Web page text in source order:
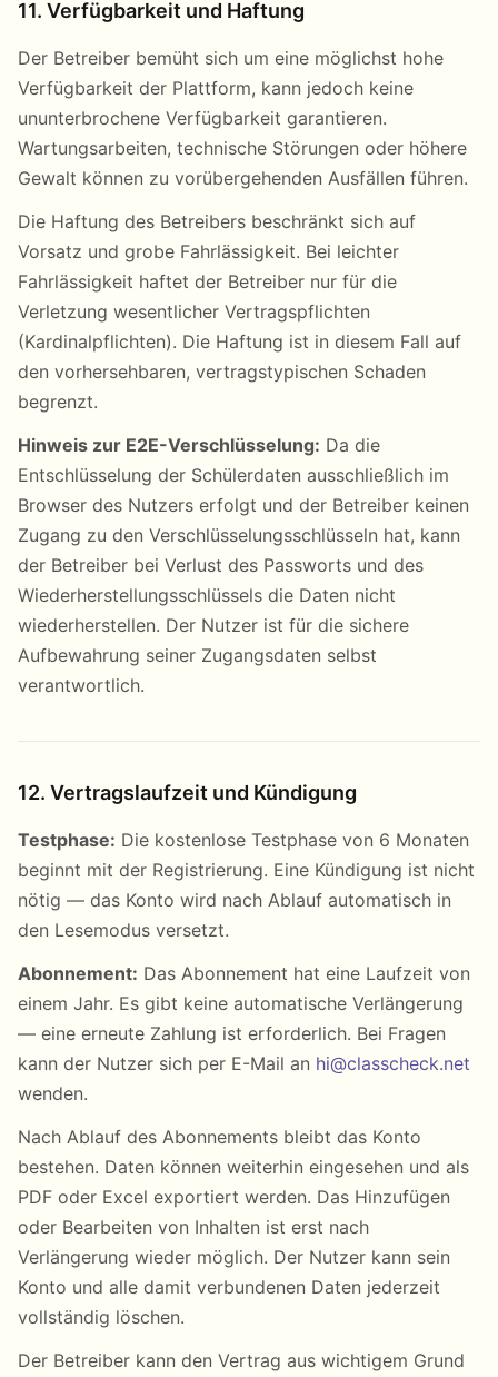
11. Verfügbarkeit und Haftung
Der Betreiber bemüht sich um eine möglichst hohe
Verfügbarkeit der Plattform, kann jedoch keine
ununterbrochene Verfügbarkeit garantieren.
Wartungsarbeiten, technische Störungen oder höhere
Gewalt können zu vorübergehenden Ausfällen führen.
Die Haftung des Betreibers beschränkt sich auf
Vorsatz und grobe Fahrlässigkeit. Bei leichter
Fahrlässigkeit haftet der Betreiber nur für die
Verletzung wesentlicher Vertragspflichten
(Kardinalpflichten). Die Haftung ist in diesem Fall auf
den vorhersehbaren, vertragstypischen Schaden
begrenzt.
Hinweis zur E2E-Verschlüsselung: Da die
Entschlüsselung der Schülerdaten ausschließlich im
Browser des Nutzers erfolgt und der Betreiber keinen
Zugang zu den Verschlüsselungsschlüsseln hat, kann
der Betreiber bei Verlust des Passworts und des
Wiederherstellungsschlüssels die Daten nicht
wiederherstellen. Der Nutzer ist für die sichere
Aufbewahrung seiner Zugangsdaten selbst
verantwortlich.
12. Vertragslaufzeit und Kündigung
Testphase: Die kostenlose Testphase von 6 Monaten
beginnt mit der Registrierung. Eine Kündigung ist nicht
nötig — das Konto wird nach Ablauf automatisch in
den Lesemodus versetzt.
Abonnement: Das Abonnement hat eine Laufzeit von
einem Jahr. Es gibt keine automatische Verlängerung
— eine erneute Zahlung ist erforderlich. Bei Fragen
kann der Nutzer sich per E-Mail an hi@classcheck.net
wenden.
Nach Ablauf des Abonnements bleibt das Konto
bestehen. Daten können weiterhin eingesehen und als
PDF oder Excel exportiert werden. Das Hinzufügen
oder Bearbeiten von Inhalten ist erst nach
Verlängerung wieder möglich. Der Nutzer kann sein
Konto und alle damit verbundenen Daten jederzeit
vollständig löschen.
Der Betreiber kann den Vertrag aus wichtigem Grund